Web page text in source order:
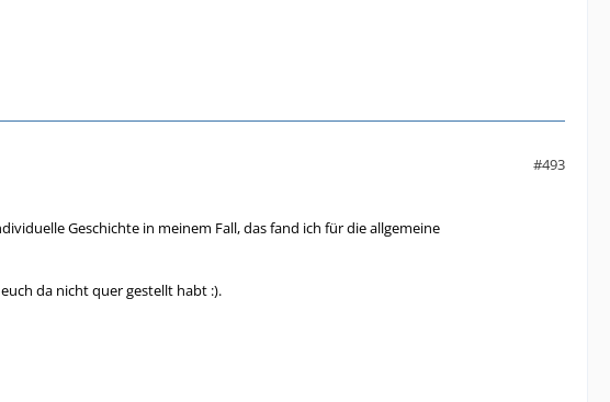
#493
Geschichte in meinem Fall, das fand ich für die allgemeine
da nicht quer gestellt habt :).